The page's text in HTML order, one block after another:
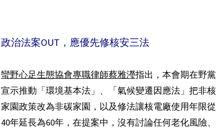
政治法案OUT，應優先修核安三法
蠻野心足生態協會專職律師蔡雅瀅指出，本會期在野黨
宣示推動「環境基本法」、「氣候變遷因應法」把非核
家園政策改為非碳家園，以及修法讓核電廠使用年限從
40年延長為60年，在提案中，沒有討論任何老化風險、